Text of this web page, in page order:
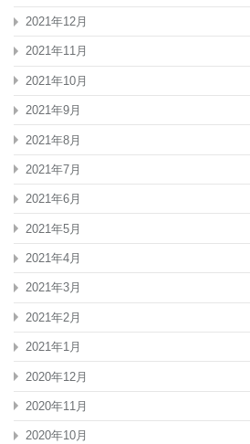
2021年12月
2021年11月
2021年10月
2021年9月
2021年8月
2021年7月
2021年6月
2021年5月
2021年4月
2021年3月
2021年2月
2021年1月
2020年12月
2020年11月
2020年10月